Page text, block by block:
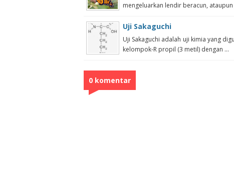
mengeluarkan lendir beracun, ataupun
Uji Sakaguchi
Uji Sakaguchi adalah uji kimia yang
kelompok-R propil (3 metil) dengan ...
0 komentar